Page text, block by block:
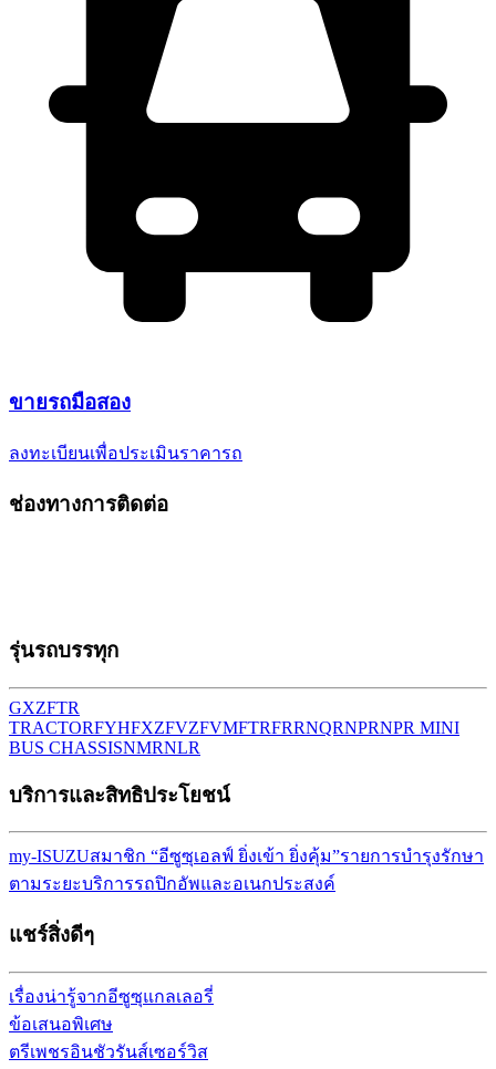
ขายรถมือสอง
ลงทะเบียนเพื่อประเมินราคารถ
ช่องทางการติดต่อ
รุ่นรถบรรทุก
GXZFTR
TRACTORFYHFXZFVZFVMFTRFRRNQRNPRNPR MINI
BUS CHASSISNMRNLR
บริการและสิทธิประโยชน์
my-ISUZUสมาชิก “อีซูซุเอลฟ์ ยิ่งเข้า ยิ่งคุ้ม”รายการบำรุงรักษา
ตามระยะบริการรถปิกอัพและอเนกประสงค์
แชร์สิ่งดีๆ
เรื่องน่ารู้จากอีซูซุแกลเลอรี่
ข้อเสนอพิเศษ
ตรีเพชรอินชัวรันส์เซอร์วิส